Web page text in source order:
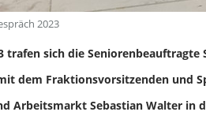
2023
trafen sich die
dem Fraktionsvorsitzenden und
Arbeitsmarkt Sebastian Walter in